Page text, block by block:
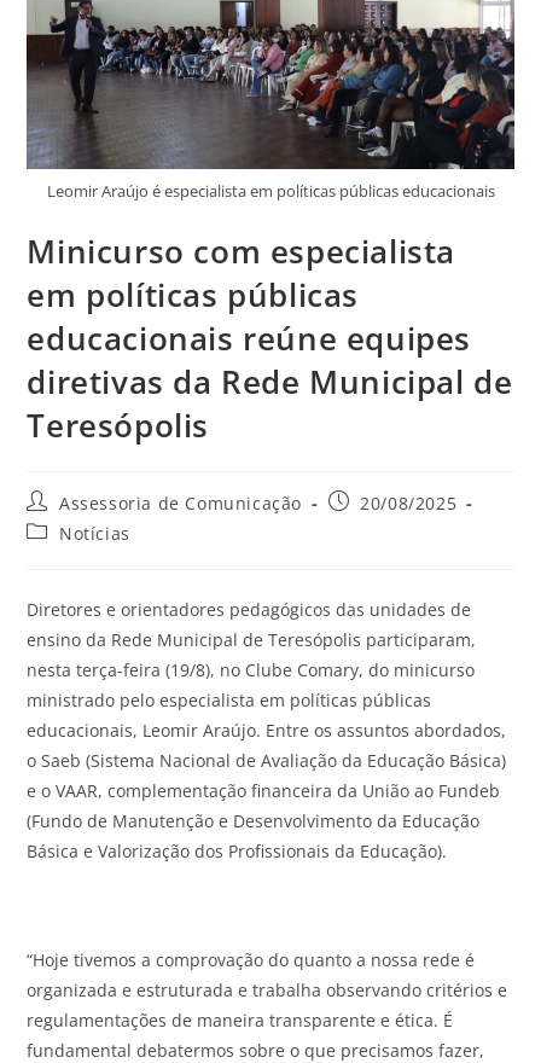
Leomir Araújo é especialista em políticas públicas educacionais
Minicurso com especialista
em políticas públicas
educacionais reúne equipes
diretivas da Rede Municipal de
Teresópolis
Assessoria de Comunicação
20/08/2025
Notícias
Diretores e orientadores pedagógicos das unidades de
ensino da Rede Municipal de Teresópolis participaram,
nesta terça-feira (19/8), no Clube Comary, do minicurso
ministrado pelo especialista em políticas públicas
educacionais, Leomir Araújo. Entre os assuntos abordados,
o Saeb (Sistema Nacional de Avaliação da Educação Básica)
e o VAAR, complementação financeira da União ao Fundeb
(Fundo de Manutenção e Desenvolvimento da Educação
Básica e Valorização dos Profissionais da Educação).
“Hoje tivemos a comprovação do quanto a nossa rede é
organizada e estruturada e trabalha observando critérios e
regulamentações de maneira transparente e ética. É
fundamental debatermos sobre o que precisamos fazer,